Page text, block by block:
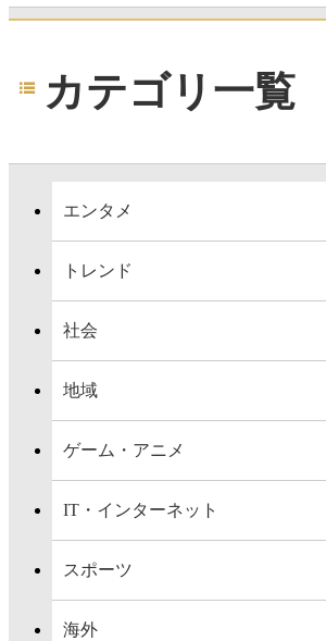
カテゴリ一覧
エンタメ
トレンド
社会
地域
ゲーム・アニメ
IT・インターネット
スポーツ
海外